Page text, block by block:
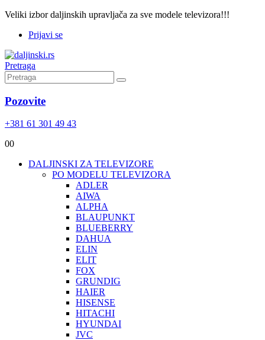
Veliki izbor daljinskih upravljača za sve modele televizora!!!
Prijavi se
Pretraga
Pozovite
+381 61 301 49 43
00
DALJINSKI ZA TELEVIZORE
PO MODELU TELEVIZORA
ADLER
AIWA
ALPHA
BLAUPUNKT
BLUEBERRY
DAHUA
ELIN
ELIT
FOX
GRUNDIG
HAIER
HISENSE
HITACHI
HYUNDAI
JVC